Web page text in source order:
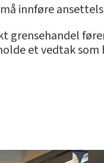
innføre
grensehandel
et vedtak som